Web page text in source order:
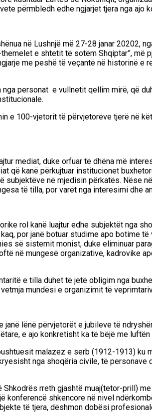
përmbledh edhe ngjarjet tjera nga ajo
në Lushnjë më 27-28 janar 20202,
e shtetit të sotëm Shqiptar”, më
me peshë të veçantë në historinë e
nga personat e vullnetit qellim mirë, që
in e 100-vjetorit të përvjetorëve tjerë në
mediat, duke orfuar të dhëna më
që kanë përkujtuar institucionet
në mjedisin përkatës. Nëse
të tilla, por varët nga interesimi dhe
rol kanë luajtur edhe subjektët nga
kaq, por janë botuar studime apo botime të
së sistemit monist, duke eliminuar
në mungesë organizative, kadrovike
e tilla duhet të jetë obligim nga
mundësi e organizimit të
lënë përvjetorët e jubileve të
e ajo konkretisht ka të bëjë me
esit malazez e serb (1912-1913) ku
nga shoqëria civile, të personave
rreth gjashtë muaj(tetor-prill)
shkencore në nivel
të tjera, dëshmon dobësi